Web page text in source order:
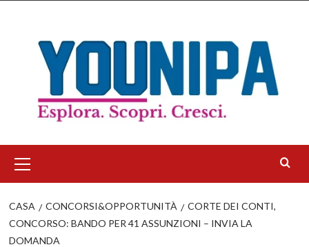
contenuto
principale
CASA CONCORSI&OPPORTUNITÀ
CORTE DEI CONTI,
CONCORSO: BANDO PER 41 ASSUNZIONI – INVIA LA
DOMANDA